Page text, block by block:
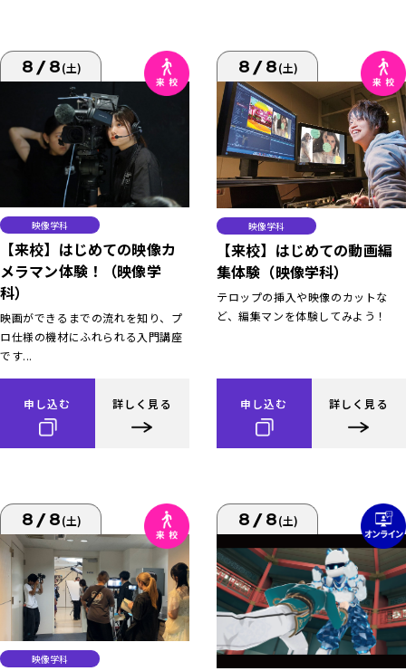
8/8(土)
映像学科
【来校】はじめての映像カ
メラマン体験！（映像学
科）
映画ができるまでの流れを知り、プ
ロ仕様の機材にふれられる入門講座
です...
申し込む 詳しく見る
8/8(土)
映像学科
【来校】はじめての動画編
集体験（映像学科）
テロップの挿入や映像のカットな
ど、編集マンを体験してみよう！
申し込む 詳しく見る
8/8(土)
映像学科
8/8(土)